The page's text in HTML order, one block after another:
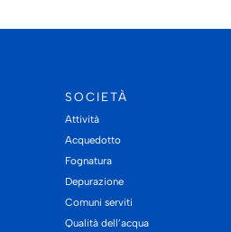
SOCIETÀ
Attività
Acquedotto
Fognatura
Depurazione
Comuni serviti
Qualità dell’acqua